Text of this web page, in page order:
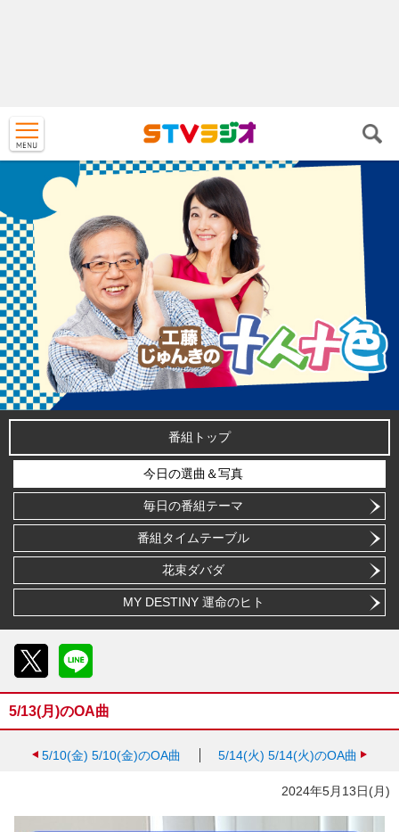
番組トップ
今日の選曲＆写真
毎日の番組テーマ
番組タイムテーブル
花束ダバダ
MY DESTINY 運命のヒト
5/13(月)のOA曲
5/10(金) 5/10(金)のOA曲 5/14(火) 5/14(火)のOA曲
2024年5月13日(月)